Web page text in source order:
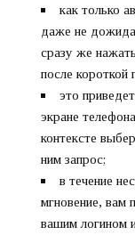
как только
даже не
сразу же
после короткой
это
экране
контексте
ним запрос;
в течение
мгновение, вам
вашим логином